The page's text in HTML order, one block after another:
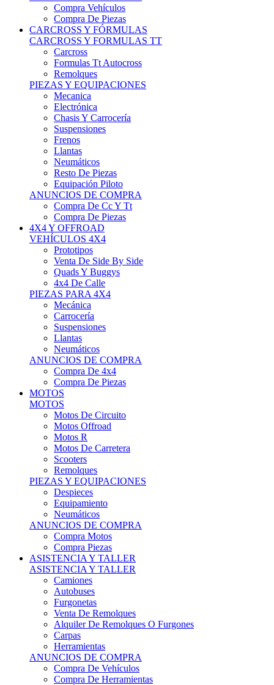
Compra Vehículos
Compra De Piezas
CARCROSS Y FÓRMULAS
CARCROSS Y FORMULAS TT
Carcross
Formulas Tt Autocross
Remolques
PIEZAS Y EQUIPACIONES
Mecanica
Electrónica
Chasis Y Carrocería
Suspensiones
Frenos
Llantas
Neumáticos
Resto De Piezas
Equipación Piloto
ANUNCIOS DE COMPRA
Compra De Cc Y Tt
Compra De Piezas
4X4 Y OFFROAD
VEHÍCULOS 4X4
Prototipos
Venta De Side By Side
Quads Y Buggys
4x4 De Calle
PIEZAS PARA 4X4
Mecánica
Carrocería
Suspensiones
Llantas
Neumáticos
ANUNCIOS DE COMPRA
Compra De 4x4
Compra De Piezas
MOTOS
MOTOS
Motos De Circuito
Motos Offroad
Motos R
Motos De Carretera
Scooters
Remolques
PIEZAS Y EQUIPACIONES
Despieces
Equipamiento
Neumáticos
ANUNCIOS DE COMPRA
Compra Motos
Compra Piezas
ASISTENCIA Y TALLER
ASISTENCIA Y TALLER
Camiones
Autobuses
Furgonetas
Venta De Remolques
Alquiler De Remolques O Furgones
Carpas
Herramientas
ANUNCIOS DE COMPRA
Compra De Vehículos
Compra De Herramientas